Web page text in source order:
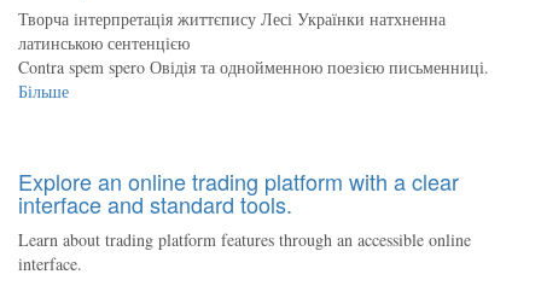
Творча інтерпретація життєпису Лесі Українки натхненна
латинською сентенцією
Contra spem spero Овідія та однойменною поезією письменниці.
Більше
Explore an online trading platform with a clear
interface and standard tools.
Learn about trading platform features through an accessible online
interface.